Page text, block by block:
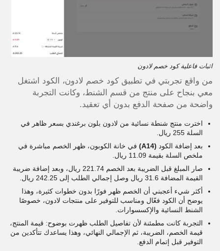
اثبات فاعلية كود خصم لادون
من واقع تجربتي في تطبيق كود خصم لادون، الكود اشتغل
معي بنجاح على منتج من قسم الشنط، وكانت التجربة
واضحة من صفحة الدفع بدون أي تعقيد.
اخترت منتج شنطة نسائية من لادون بلون برغندي بسعر ظاهر في
السلة 255 ريال.
بعد إضافة الكود (A14)
في خانة الكوبون، ظهر الخصم مباشرة في
ملخص السلة بقيمة 11.09 ريال.
صار المبلغ قبل الضريبة بعد الخصم 221.74 ريال، وبعد إضافة ضريبة
القيمة المضافة 31.6 ريال وصل إجمالي الطلب إلى 242.25 ريال.
أكثر شيء أعجبني أن الخصم ظهر فورًا بدون خطوات كثيرة، وهذا
يوضح أن الكود فعّال ومناسب للتوفير على منتجات لادون، خصوصًا
الشنط النسائية والإكسسوارات.
التجربة كانت مطمئنة لأن تفاصيل الطلب ظهرت بوضوح: قيمة المنتج،
قيمة الخصم، الضريبة، ثم الإجمالي النهائي، وهذا يساعدك تتأكدين من
التوفير قبل إتمام الدفع.